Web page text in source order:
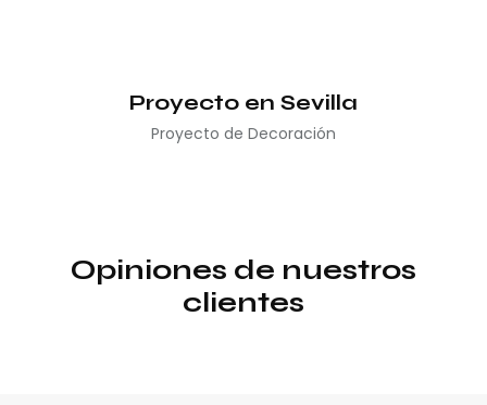
Proyecto en Sevilla
Proyecto de Decoración
Opiniones de nuestros
clientes